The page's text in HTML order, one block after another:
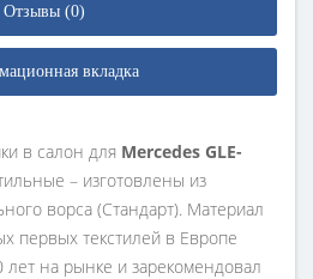
Отзывы (0)
вкладка
в салон для Mercedes GLE-
– изготовлены из
ворса (Стандарт). Материал
первых текстилей в Европе
лет на рынке и зарекомендовал